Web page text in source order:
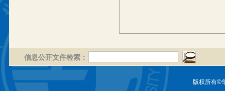
信息公开文件检索：
版权所有©